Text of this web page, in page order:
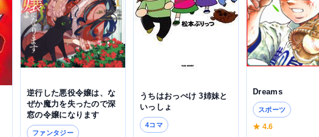
逆行した悪役令嬢は、な
ぜか魔力を失ったので深
窓の令嬢になります
ファンタジー
うちはおっぺけ 3姉妹と
いっしょ
4コマ
Dreams
スポーツ
★ 4.6